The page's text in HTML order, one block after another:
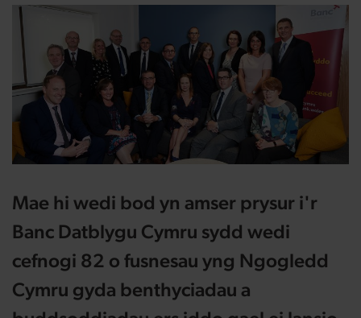
Mae hi wedi bod yn amser prysur i'r
Banc Datblygu Cymru sydd wedi
cefnogi 82 o fusnesau yng Ngogledd
Cymru gyda benthyciadau a